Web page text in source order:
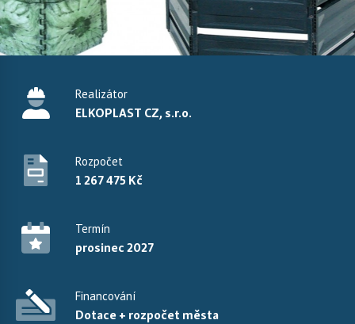
Realizátor
ELKOPLAST CZ, s.r.o.
Rozpočet
1 267 475 Kč
Termín
prosinec 2027
Financování
Dotace + rozpočet města